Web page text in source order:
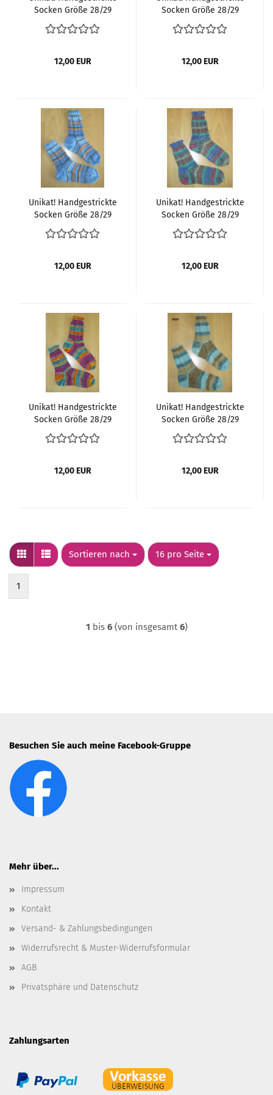
Socken Größe 28/29
12,00 EUR
Socken Größe 28/29
12,00 EUR
Unikat! Handgestrickte
Socken Größe 28/29
12,00 EUR
Unikat! Handgestrickte
Socken Größe 28/29
12,00 EUR
Unikat! Handgestrickte
Socken Größe 28/29
12,00 EUR
Unikat! Handgestrickte
Socken Größe 28/29
12,00 EUR
Sortieren nach
Sortieren nach 16 pro Seite
pro Seite
1
1 bis 6(von insgesamt6)
Besuchen Sie auch meine Facebook-Gruppe
Mehr über...
Impressum
Kontakt
Versand- & Zahlungsbedingungen
Widerrufsrecht & Muster-Widerrufsformular
AGB
Privatsphäre und Datenschutz
Zahlungsarten